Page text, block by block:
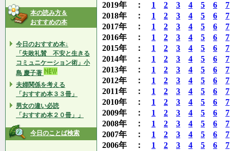
本の読み方＆
おすすめの本
今日のおすすめ本↓
「失敗礼賛 不安と生きる
コミュニケーション術」小
島 慶子著
夫婦関係を考える
「おすすめ本３３冊」
男女の違い必読
「おすすめ本２０冊」」
今日のことば検索
2019年 ： 1 2 3 4 5 6
7
2018年 ： 1 2 3 4 5 6
7
2017年 ： 1 2 3 4 5 6
7
2016年 ： 1 2 3 4 5 6
7
2015年 ： 1 2 3 4 5 6
7
2014年 ： 1 2 3 4 5 6
7
2013年 ： 1 2 3 4 5 6
7
2012年 ： 1 2 3 4 5 6
7
2011年 ： 1 2 3 4 5 6
7
2010年 ： 1 2 3 4 5 6
7
2009年 ： 1 2 3 4 5 6
7
2008年 ： 1 2 3 4 5 6
7
2007年 ： 1 2 3 4 5 6
7
2006年 ： 1 2 3 4 5 6
7